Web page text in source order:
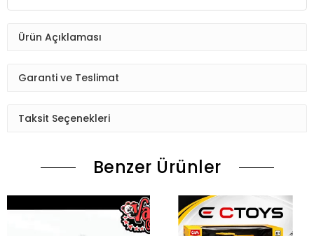
Ürün Açıklaması
Garanti ve Teslimat
Taksit Seçenekleri
Benzer Ürünler